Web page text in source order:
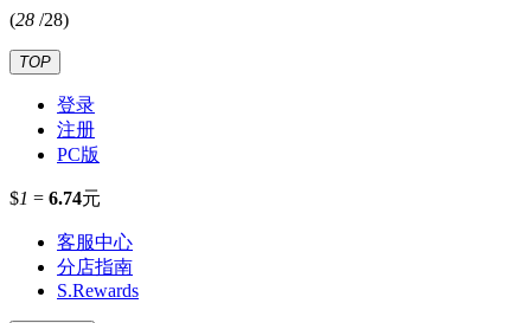
(28 /28)
TOP
登录
注册
PC版
$1 = 6.74元
客服中心
分店指南
S.Rewards